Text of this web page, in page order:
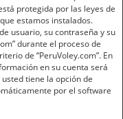
protegida por las leyes de
estamos instalados.
usuario, su contraseña y su
durante el proceso de
de “PeruVoley.com”. En
en su cuenta será
tiene la opción de
por el software